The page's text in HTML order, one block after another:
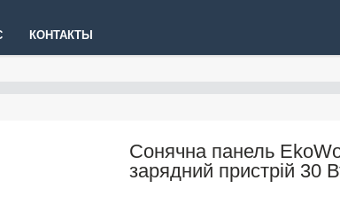
КОНТАКТЫ
Сонячна панель
зарядний пристрій 30